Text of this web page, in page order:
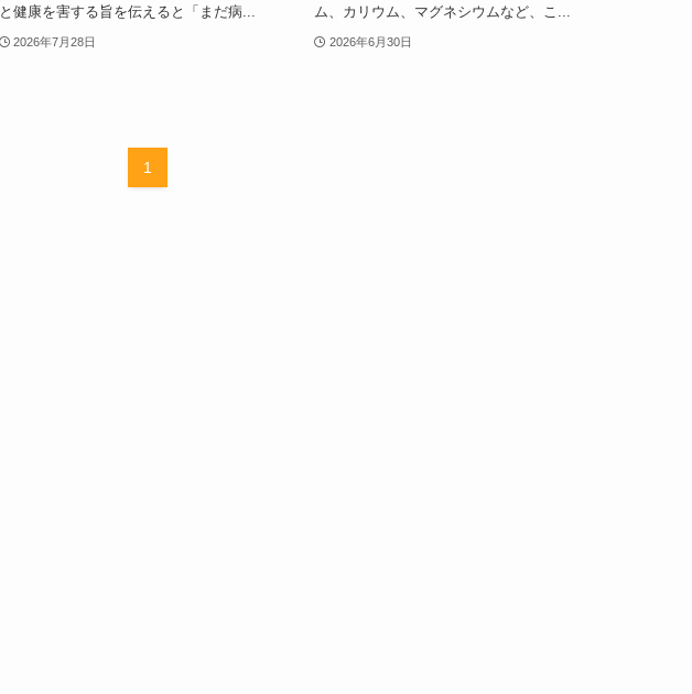
と健康を害する旨を伝えると「まだ病...
2026年7月28日
ム、カリウム、マグネシウムなど、こ...
2026年6月30日
1